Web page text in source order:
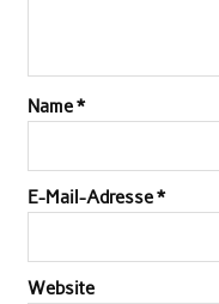
Name*
E-Mail-Adresse*
Website